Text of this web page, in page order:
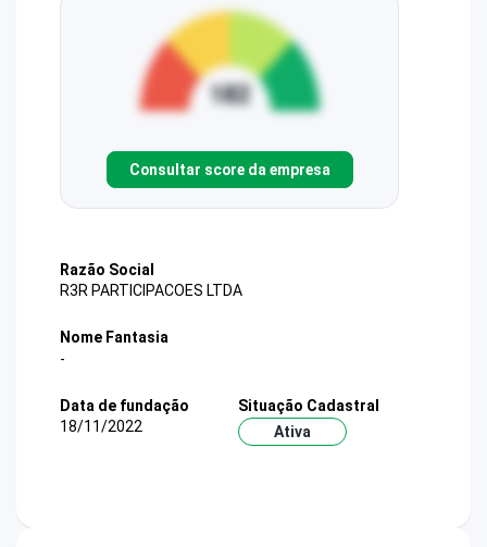
Consultar score da empresa
Razão Social
R3R PARTICIPACOES LTDA
Nome Fantasia
-
Data de fundação
18/11/2022
Situação Cadastral
Ativa